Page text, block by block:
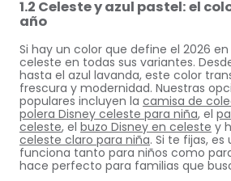
1.2 Celeste y azul pastel: el
año
Si hay un color que define el 2026
celeste en todas sus variantes.
hasta el azul lavanda, este color
frescura y modernidad. Nuestras
populares incluyen la camisa de
polera Disney celeste para niña, el
celeste, el buzo Disney en celeste y
celeste claro para niña. Si te fijas,
funciona tanto para niños como
hace perfecto para familias que